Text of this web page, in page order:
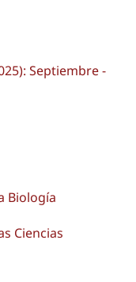
Septiembre -
Biología
Ciencias